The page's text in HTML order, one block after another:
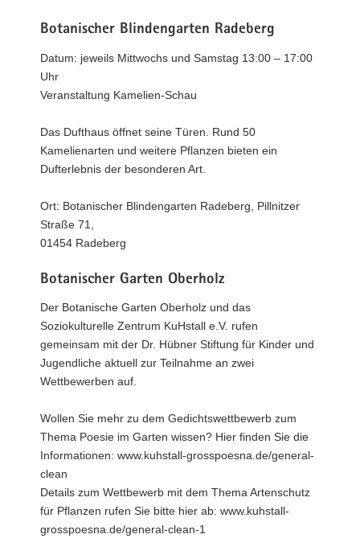
Botanischer Blindengarten Radeberg
Datum: jeweils Mittwochs und Samstag 13:00 – 17:00
Uhr
Veranstaltung Kamelien-Schau
Das Dufthaus öffnet seine Türen. Rund 50
Kamelienarten und weitere Pflanzen bieten ein
Dufterlebnis der besonderen Art.
Ort: Botanischer Blindengarten Radeberg, Pillnitzer
Straße 71,
01454 Radeberg
Botanischer Garten Oberholz
Der Botanische Garten Oberholz und das
Soziokulturelle Zentrum KuHstall e.V. rufen
gemeinsam mit der Dr. Hübner Stiftung für Kinder und
Jugendliche aktuell zur Teilnahme an zwei
Wettbewerben auf.
Wollen Sie mehr zu dem Gedichtswettbewerb zum
Thema Poesie im Garten wissen? Hier finden Sie die
Informationen: www.kuhstall-grosspoesna.de/general-
clean
Details zum Wettbewerb mit dem Thema Artenschutz
für Pflanzen rufen Sie bitte hier ab: www.kuhstall-
grosspoesna.de/general-clean-1